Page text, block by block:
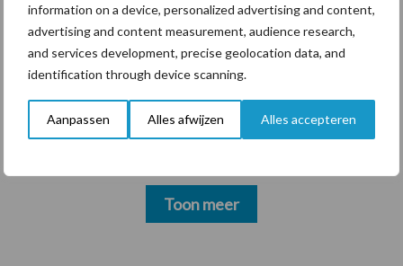
information on a device, personalized advertising and content,
advertising and content measurement, audience research,
and services development, precise geolocation data, and
identification through device scanning.
Aanpassen Alles afwijzen Alles accepteren
Toon meer